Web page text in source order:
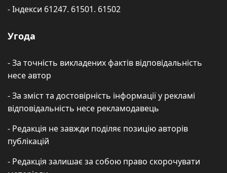
- Індекси 61247. 61501. 61502
Угода
- За точність викладених фактів відповідальність
несе автор
- За зміст та достовірність інформації у рекламі
відповідальність несе рекламодавець
- Редакція не завжди поділяє позицію авторів
публікацій
- Редакція залишає за собою право скорочувати